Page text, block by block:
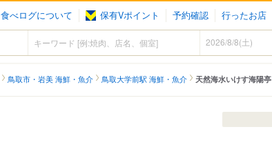
食べログについて 保有Vポイント 予約確認 行ったお店
鳥取市・岩美 海鮮・魚介 鳥取大学前駅 海鮮・魚介 天然海水いけす海陽亭